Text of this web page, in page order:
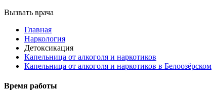
Вызвать врача
Главная
Наркология
Детоксикация
Капельница от алкоголя и наркотиков
Капельница от алкоголя и наркотиков в Белоозёрском
Время работы